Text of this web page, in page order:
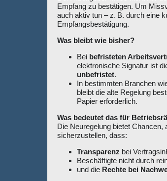
Empfang zu bestätigen. Um
auch aktiv tun – z. B. durch eine
Empfangsbestätigung.
Was bleibt wie bisher?
Bei befristeten
elektronische Signatur ist
unbefristet.
In bestimmten Branchen
bleibt die alte Regelung
Papier erforderlich.
Was bedeutet das für
Die Neuregelung bietet
sicherzustellen, dass:
Transparenz bei
Beschäftigte nicht durch
und die Rechte bei